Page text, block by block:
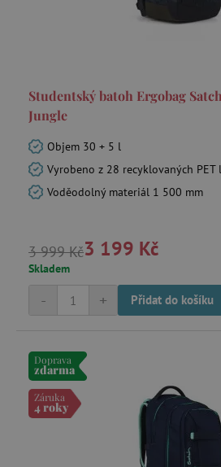
Studentský batoh Ergobag
Jungle
Objem 30 + 5 l
Vyrobeno z 28 recyklovaných PET
Voděodolný materiál 1 500 mm
3 999 Kč3 199 Kč
Skladem
+
- Přidat do košíku
Doprava
zdarma
Záruka
4 roky